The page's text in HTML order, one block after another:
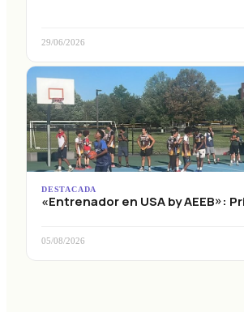
29/06/2026
DESTACADA
«Entrenador en USA by AEEB»:
05/08/2026